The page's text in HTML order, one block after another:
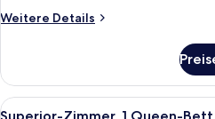
Weitere Details
Weitere
Zweibettzimmer,
2 Einzelbetten
Alle7